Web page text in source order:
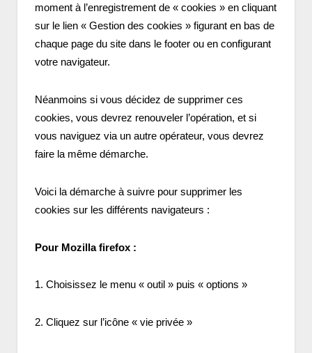
moment à l’enregistrement de « cookies » en cliquant
sur le lien « Gestion des cookies » figurant en bas de
chaque page du site dans le footer ou en configurant
votre navigateur.
Néanmoins si vous décidez de supprimer ces
cookies, vous devrez renouveler l’opération, et si
vous naviguez via un autre opérateur, vous devrez
faire la même démarche.
Voici la démarche à suivre pour supprimer les
cookies sur les différents navigateurs :
Pour Mozilla firefox :
1. Choisissez le menu « outil » puis « options »
2. Cliquez sur l’icône « vie privée »